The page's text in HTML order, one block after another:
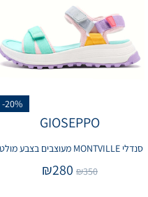
-20%
GIOSEPPO
סנדלי MONTVILLE מעוצבים בצבע מולטי
₪350
₪280